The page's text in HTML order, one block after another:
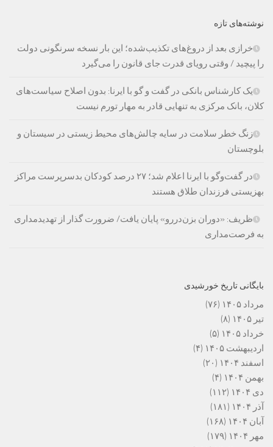
نوشته‌های تازه
خرازی بعد از دروغ‌های تکذیب‌شده؛ این بار نسخه سرنگونی دولت
را پیچید / وقتی رویای قدرت جای قانون را می‌گیرد
یک کارشناس بانکی در گفت و گو با ایرنا: بدون اصلاح سیاست‌های
کلان، بانک مرکزی به تنهایی قادر به مهار تورم نیست
زنگ خطر سلامت در سایه چالش‌های محیط زیستی در سیستان و
بلوچستان
در گفت‌وگو با ایرنا اعلام شد؛ ۲۷ درصد کودکان بدسرپرست مراکز
بهزیستی فرزندان طلاق هستند
ظریف: «دوران بزن‌دررو» پایان یافت/ ضرورت گذار از تهدیدمداری
به فرصت‌مداری
بایگانی تاریخ خورشیدی
مرداد ۱۴۰۵
(۷۶)
تیر ۱۴۰۵
(۸)
خرداد ۱۴۰۵
(۵)
اردیبهشت ۱۴۰۵
(۴)
اسفند ۱۴۰۴
(۲۰)
بهمن ۱۴۰۴
(۴)
دی ۱۴۰۴
(۱۱۲)
آذر ۱۴۰۴
(۱۸۱)
آبان ۱۴۰۴
(۱۶۸)
مهر ۱۴۰۴
(۱۷۹)